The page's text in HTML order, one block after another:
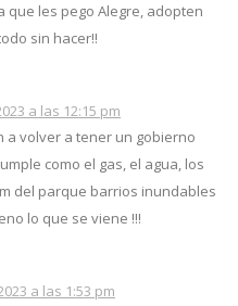
que les pego Alegre, adopten
sin hacer!!
a las 12:15 pm
a volver a tener un gobierno
como el gas, el agua, los
del parque barrios inundables
lo que se viene !!!
a las 1:53 pm